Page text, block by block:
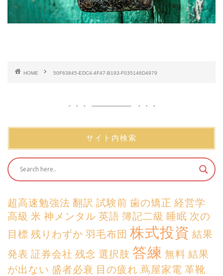
HOME 50F63845-EDC4-4F47-B193-F035146D4979
サイト内検索
超高速勉強法 翻訳 試験前 歯の矯正 経営学
高級 米 神メンタル 英語 簿記二級 睡眠 次の
目標 残りわずか 羽毛布団 株式投資 結果
発表 証券会社 残念 選択肢 答練 無料 結果
が出ない 盛者必衰 目の疲れ 蔦屋家電 革靴